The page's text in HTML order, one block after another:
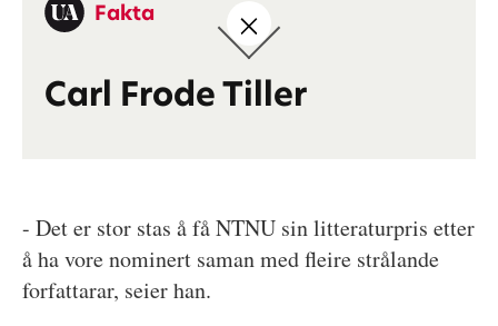
Fakta
Carl Frode Tiller
- Det er stor stas å få NTNU sin litteraturpris etter
å ha vore nominert saman med fleire strålande
forfattarar, seier han.